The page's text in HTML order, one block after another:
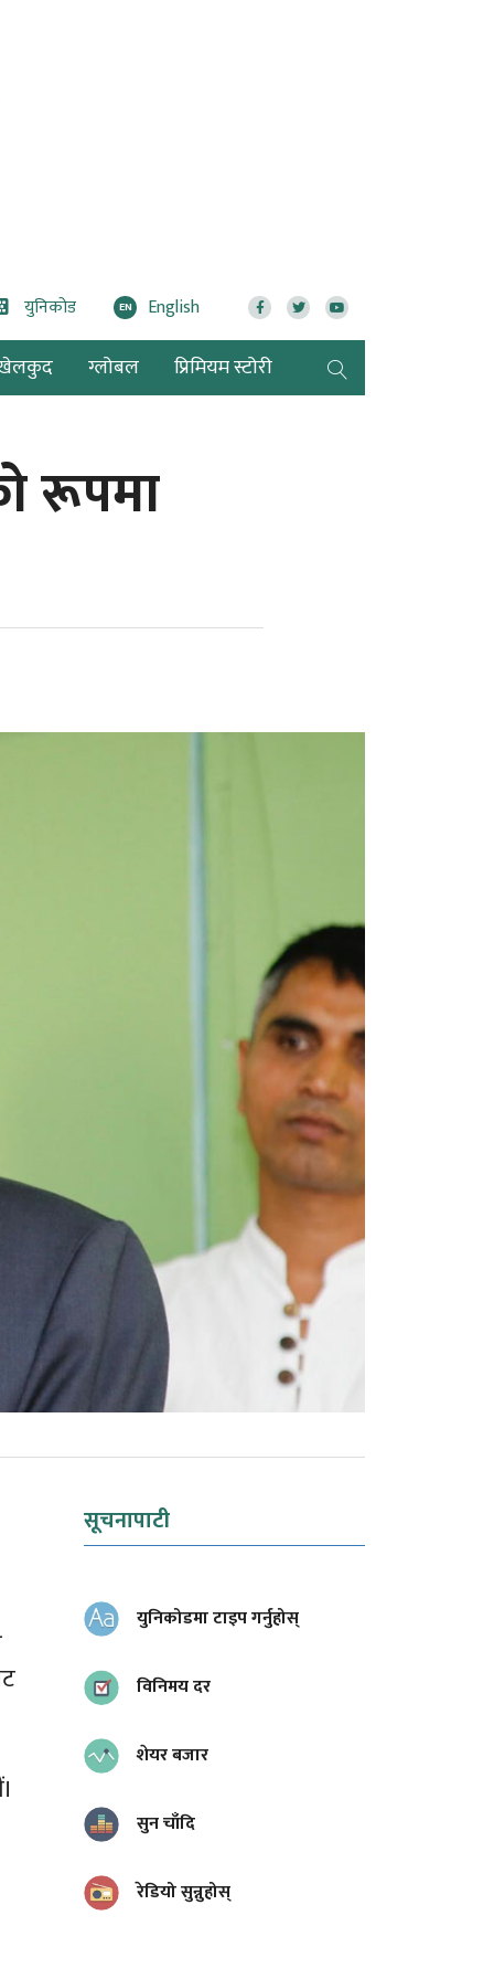
युनिकोड EN English
ग्लोबल प्रिमियम स्टोरी
रूपमा
सूचनापाटी
युनिकोडमा टाइप गर्नुहोस्
विनिमय दर
शेयर बजार
सुन चाँदि
रेडियो सुन्नुहोस्